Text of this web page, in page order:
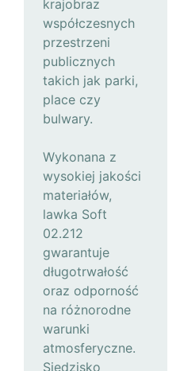
krajobraz
współczesnych
przestrzeni
publicznych
takich jak parki,
place czy
bulwary.
Wykonana z
wysokiej jakości
materiałów,
lawka Soft
02.212
gwarantuje
długotrwałość
oraz odporność
na różnorodne
warunki
atmosferyczne.
Siedzisko